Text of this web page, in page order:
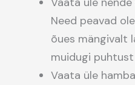
Need peavad
õues mängivalt
muidugi
Vaata üle